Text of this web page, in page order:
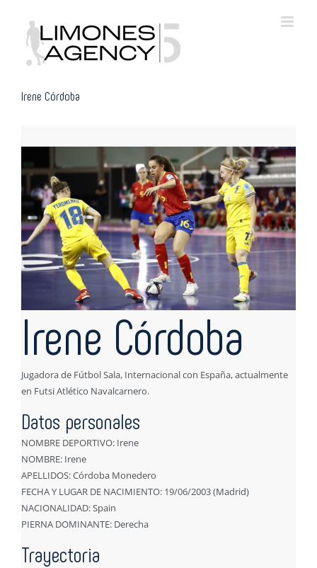
content
Irene Córdoba
Irene Córdoba
Jugadora de Fútbol Sala, Internacional con España, actualmente
en Futsi Atlético Navalcarnero.
Datos personales
NOMBRE DEPORTIVO: Irene
NOMBRE: Irene
APELLIDOS: Córdoba Monedero
FECHA Y LUGAR DE NACIMIENTO: 19/06/2003 (Madrid)
NACIONALIDAD: Spain
PIERNA DOMINANTE: Derecha
Trayectoria